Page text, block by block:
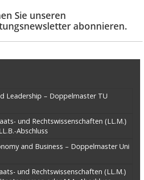
Sie unseren
abonnieren.
Leadership – Doppelmaster TU
und Rechtswissenschaften (LL.M.)
Abschluss
and Business – Doppelmaster Uni
und Rechtswissenschaften (LL.M.)